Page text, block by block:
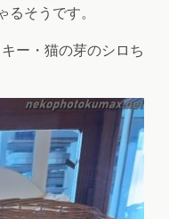
そうです。
ー・猫の芽のシロち